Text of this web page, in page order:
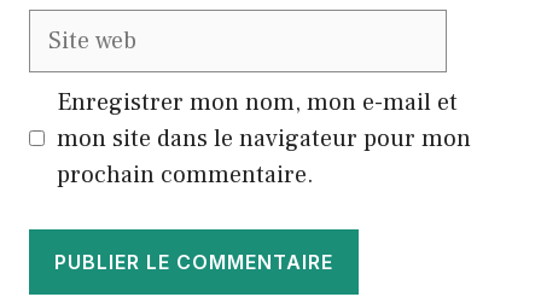
Site
Enregistrer mon nom, mon e-mail et
mon site dans le navigateur pour mon
prochain commentaire.